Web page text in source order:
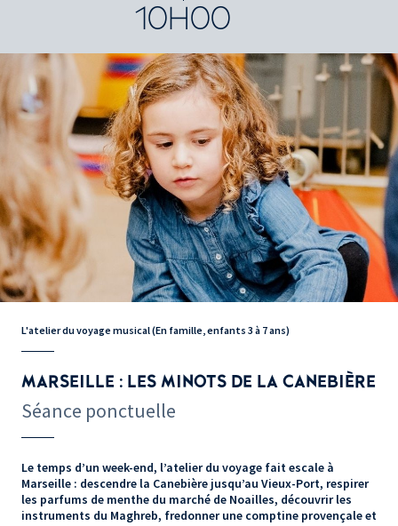
10H00
L'atelier du voyage musical (En famille, enfants 3 à 7 ans)
MARSEILLE : LES MINOTS DE LA CANEBIÈRE
Séance ponctuelle
Le temps d’un week-end, l’atelier du voyage fait escale à
Marseille : descendre la Canebière jusqu’au Vieux-Port, respirer
les parfums de menthe du marché de Noailles, découvrir les
instruments du Maghreb, fredonner une comptine provençale et